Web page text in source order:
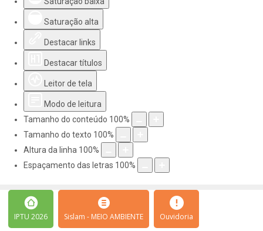
Saturação alta
Destacar links
Destacar títulos
Leitor de tela
Modo de leitura
Tamanho do conteúdo 100%
Tamanho do texto 100%
Altura da linha 100%
Espaçamento das letras 100%
IPTU 2026 Sislam - MEIO AMBIENTE Ouvidoria